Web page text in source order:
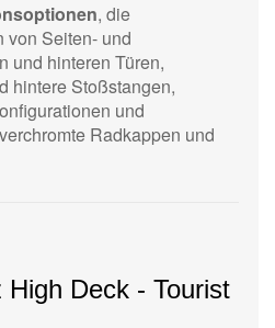
, die
von Seiten- und
und hinteren Türen,
hintere Stoßstangen,
und
Radkappen und
High Deck - Tourist